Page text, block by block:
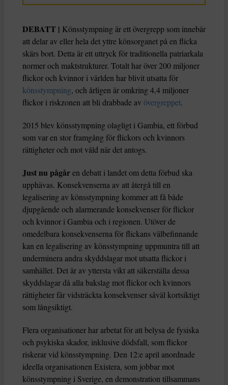
DEBATT | Könsstympning är ett övergrepp som innebär
att delar av eller hela det yttre könsorganet på en flicka
skärs bort. Detta är ett uttryck för traditionella patriarkala
normer och maktstrukturer. Totalt har över 200 miljoner
flickor och kvinnor i världen har blivit utsatta för
könsstympning, och årligen är omkring 4,4 miljoner
flickor i riskzonen att bli drabbade av övergreppet.
2015 blev könsstympning olagligt i Gambia, ett förbud
som var en stor framgång för flickors och kvinnors
rättigheter och mot våld när det antogs.
Just nu pågåren debatt i landet om detta förbud ska
upphävas. Konsekvenserna av att återgå till en
legalisering av könsstympning kommer att få både
djupgående och alarmerande konsekvenser för flickor
och kvinnor i Gambia och i regionen. Utöver de
omedelbara konsekvenserna för flickans välbefinnande
kan en legalisering av könsstympning uppmuntra till att
underminera andra skyddslagar mot utsatta flickor i
samhället. Det är av yttersta vikt att säkerställa dessa
skyddslagar då alla bakslag mot flickor och kvinnors
rättigheter får vidsträckta konsekvenser såväl kortsiktigt
som långsiktigt.
Flera organisationer har arbetat för att belysa de fysiska
och psykiska skador, inklusive dödsfall, som flickor
riskerar vid könsstympning. Den 12:e april anordnade
ideella organisationen Existera, som jobbar mot
könsstympning i Sverige, en demonstration tillsammans